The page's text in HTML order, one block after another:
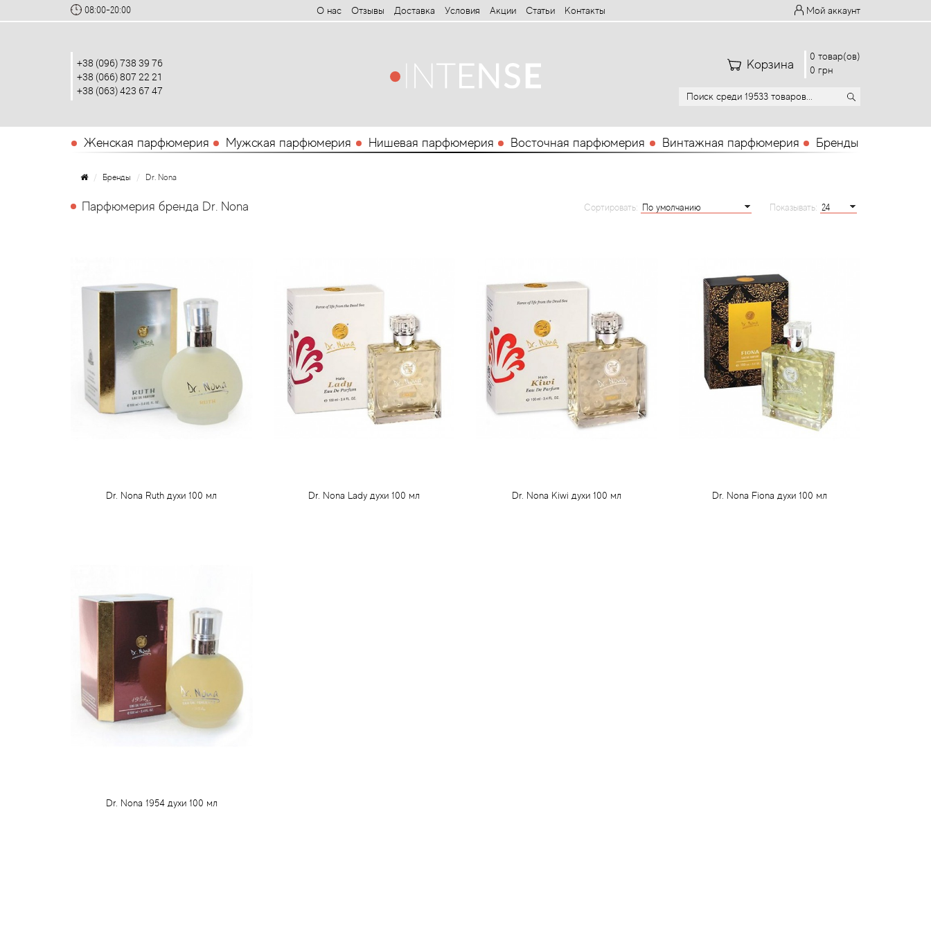
08:00-20:00 О нас Отзывы Доставка Условия Aкции Статьи Контакты Мой аккаунт
+38 (096) 738 39 76
+38 (066) 807 22 21
+38 (063) 423 67 47
Корзина
0 товар(ов)
0 грн
Женская парфюмерия Мужская парфюмерия Нишевая парфюмерия Восточная парфюмерия Винтажная парфюмерия Бренды
Бренды Dr. Nona
Парфюмерия бренда Dr. Nona Сортировать: Показывать:
Dr. Nona Ruth духи 100 мл Dr. Nona Lady духи 100 мл Dr. Nona Kiwi духи 100 мл Dr. Nona Fiona духи 100 мл
Dr. Nona 1954 духи 100 мл